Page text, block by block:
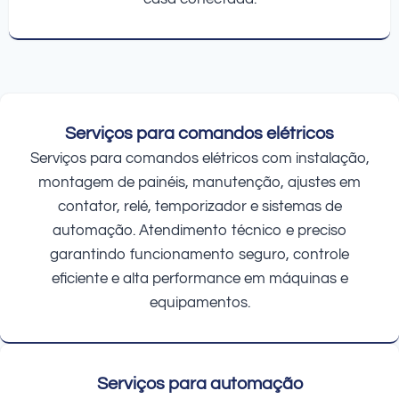
Serviços para comandos elétricos
Serviços para comandos elétricos com instalação,
montagem de painéis, manutenção, ajustes em
contator, relé, temporizador e sistemas de
automação. Atendimento técnico e preciso
garantindo funcionamento seguro, controle
eficiente e alta performance em máquinas e
equipamentos.
Serviços para automação